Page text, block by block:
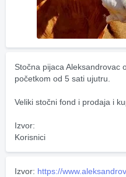
Stočna pijaca Aleksandrovac
početkom od 5 sati ujutru.
Veliki stočni fond i prodaja i
Izvor:
Korisnici
Izvor: https://